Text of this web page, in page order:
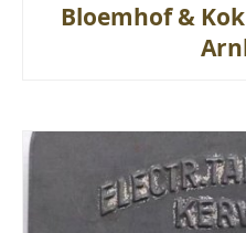
Bloemhof &